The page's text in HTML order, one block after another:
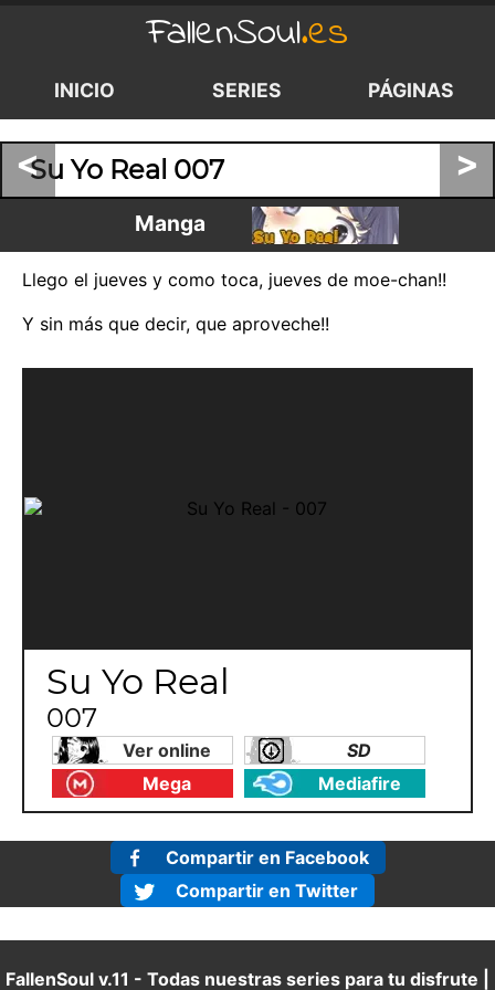
FallenSoul.es
INICIO SERIES PÁGINAS
< >
Su Yo Real 007
Manga
Llego el jueves y como toca, jueves de moe-chan!!
Y sin más que decir, que aproveche!!
Su Yo Real
007
Ver online
SD
Mega
Mediafire
Compartir en Facebook
Compartir en Twitter
FallenSoul v.11 - Todas nuestras series para tu disfrute |